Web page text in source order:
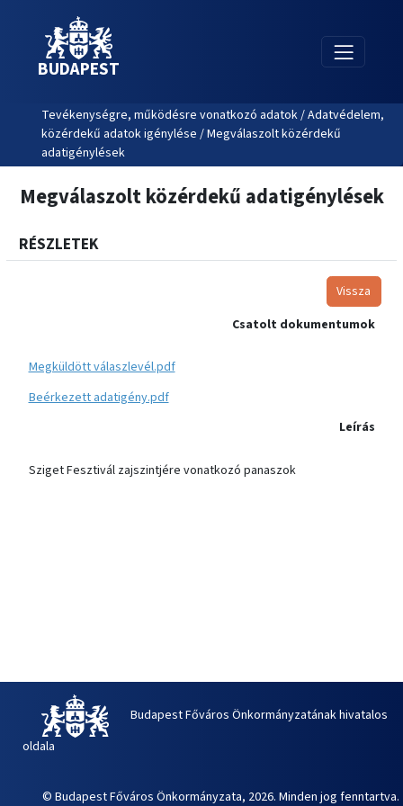
BUDAPEST
Tevékenységre, működésre vonatkozó adatok / Adatvédelem,
közérdekű adatok igénylése / Megválaszolt közérdekű
adatigénylések
Megválaszolt közérdekű adatigénylések
RÉSZLETEK
Vissza
Csatolt dokumentumok
Megküldött válaszlevél.pdf
Beérkezett adatigény.pdf
Leírás
Sziget Fesztivál zajszintjére vonatkozó panaszok
Budapest Főváros Önkormányzatának hivatalos
oldala
© Budapest Főváros Önkormányzata, 2026. Minden jog fenntartva.